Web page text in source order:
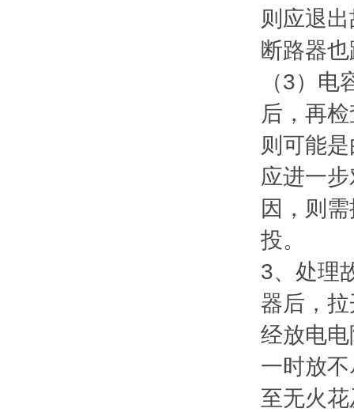
则应退
断路器
（3）
后，再
则可能
应进一
因，则
投。
3、处理
器后，
经放电
一时放
至无火